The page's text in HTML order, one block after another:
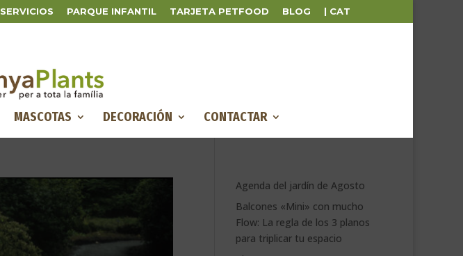
SERVICIOS PARQUE INFANTIL TARJETA PETFOOD BLOG | CAT
MASCOTAS DECORACIÓN CONTACTAR
Agenda del jardín de Agosto
Balcones «Mini» con mucho
Flow: La regla de los 3 planos
para triplicar tu espacio